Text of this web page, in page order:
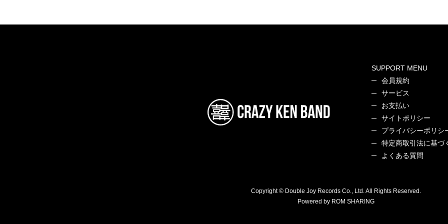
SUPPORT MENU
会員規約
サービス
お支払い
サイトポリシー
プライバシーポリシ
特定商取引法に基づ
よくある質問
Copyright © Double Joy Records Co., Ltd. All Rights Reserved.
Powered by ROM SHARING